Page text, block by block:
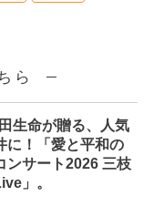
ら
生命が贈る、人気
に！「愛と平和の
ンサート2026 三枝
」。